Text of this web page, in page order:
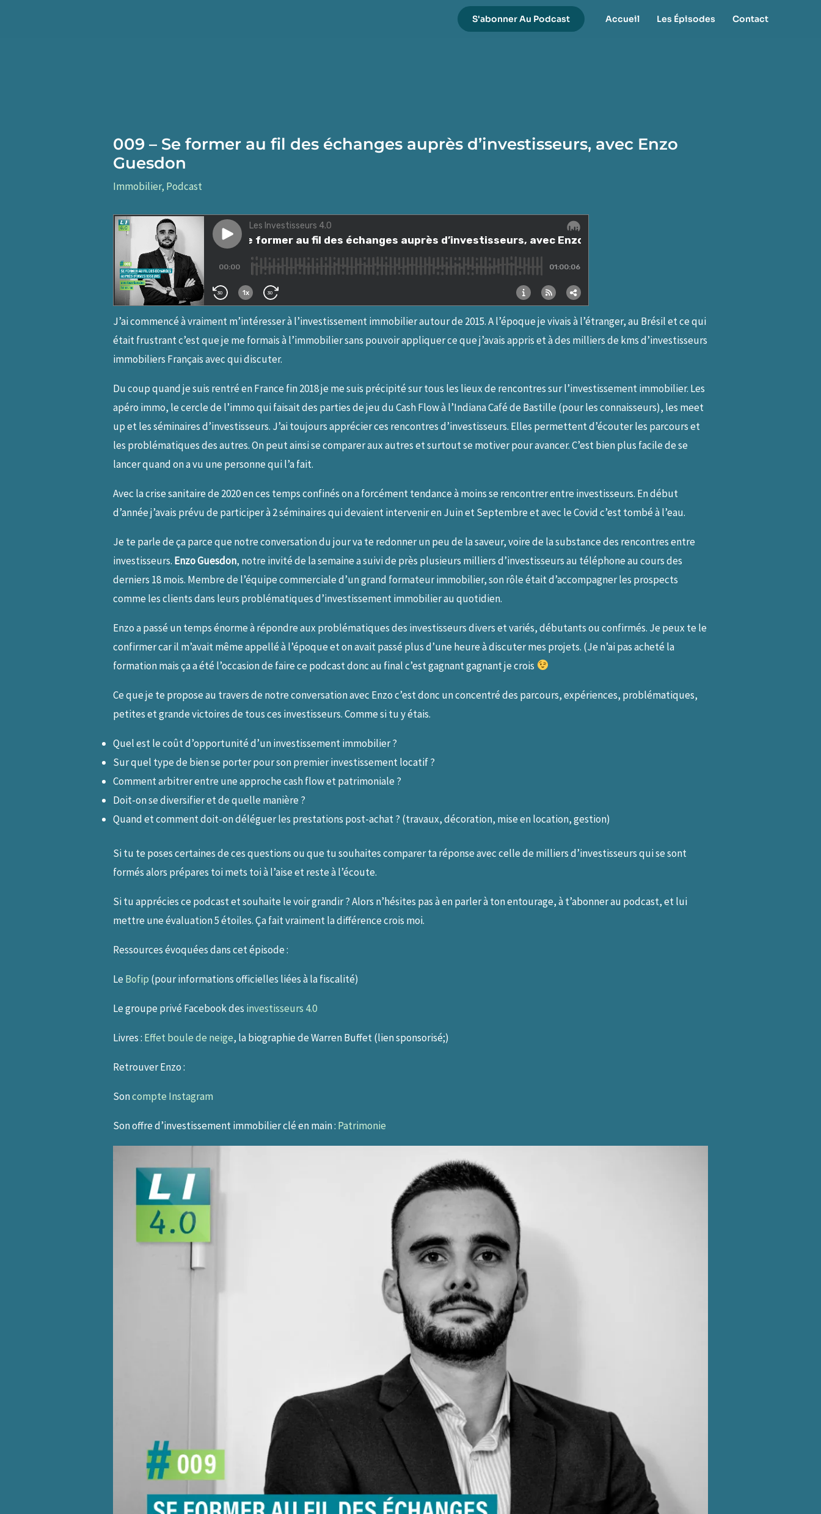
S'abonner Au Podcast Accueil Les Épisodes Contact
009 – Se former au fil des échanges auprès d’investisseurs, avec Enzo
Guesdon
Immobilier, Podcast
J’ai commencé à vraiment m’intéresser à l’investissement immobilier autour de 2015. A l’époque je vivais à l’étranger, au Brésil et ce qui
était frustrant c’est que je me formais à l’immobilier sans pouvoir appliquer ce que j’avais appris et à des milliers de kms d’investisseurs
immobiliers Français avec qui discuter.
Du coup quand je suis rentré en France fin 2018 je me suis précipité sur tous les lieux de rencontres sur l’investissement immobilier. Les
apéro immo, le cercle de l’immo qui faisait des parties de jeu du Cash Flow à l’Indiana Café de Bastille (pour les connaisseurs), les meet
up et les séminaires d’investisseurs. J’ai toujours apprécier ces rencontres d’investisseurs. Elles permettent d’écouter les parcours et
les problématiques des autres. On peut ainsi se comparer aux autres et surtout se motiver pour avancer. C’est bien plus facile de se
lancer quand on a vu une personne qui l’a fait.
Avec la crise sanitaire de 2020 en ces temps confinés on a forcément tendance à moins se rencontrer entre investisseurs. En début
d’année j’avais prévu de participer à 2 séminaires qui devaient intervenir en Juin et Septembre et avec le Covid c’est tombé à l’eau.
Je te parle de ça parce que notre conversation du jour va te redonner un peu de la saveur, voire de la substance des rencontres entre
investisseurs. Enzo Guesdon, notre invité de la semaine a suivi de près plusieurs milliers d’investisseurs au téléphone au cours des
derniers 18 mois. Membre de l’équipe commerciale d’un grand formateur immobilier, son rôle était d’accompagner les prospects
comme les clients dans leurs problématiques d’investissement immobilier au quotidien.
Enzo a passé un temps énorme à répondre aux problématiques des investisseurs divers et variés, débutants ou confirmés. Je peux te le
confirmer car il m’avait même appellé à l’époque et on avait passé plus d’une heure à discuter mes projets. (Je n’ai pas acheté la
formation mais ça a été l’occasion de faire ce podcast donc au final c’est gagnant gagnant je crois
Ce que je te propose au travers de notre conversation avec Enzo c’est donc un concentré des parcours, expériences, problématiques,
petites et grande victoires de tous ces investisseurs. Comme si tu y étais.
Quel est le coût d’opportunité d’un investissement immobilier ?
Sur quel type de bien se porter pour son premier investissement locatif ?
Comment arbitrer entre une approche cash flow et patrimoniale ?
Doit-on se diversifier et de quelle manière ?
Quand et comment doit-on déléguer les prestations post-achat ? (travaux, décoration, mise en location, gestion)
Si tu te poses certaines de ces questions ou que tu souhaites comparer ta réponse avec celle de milliers d’investisseurs qui se sont
formés alors prépares toi mets toi à l’aise et reste à l’écoute.
Si tu apprécies ce podcast et souhaite le voir grandir ? Alors n’hésites pas à en parler à ton entourage, à t’abonner au podcast, et lui
mettre une évaluation 5 étoiles. Ça fait vraiment la différence crois moi.
Ressources évoquées dans cet épisode :
LeBofip (pour informations officielles liées à la fiscalité)
Le groupe privé Facebook des investisseurs 4.0
Livres : Effet boule de neige, la biographie de Warren Buffet (lien sponsorisé;)
Retrouver Enzo :
Soncompte Instagram
Son offre d’investissement immobilier clé en main : Patrimonie